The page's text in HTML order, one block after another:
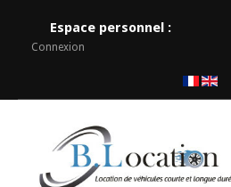
Espace personnel :
Connexion